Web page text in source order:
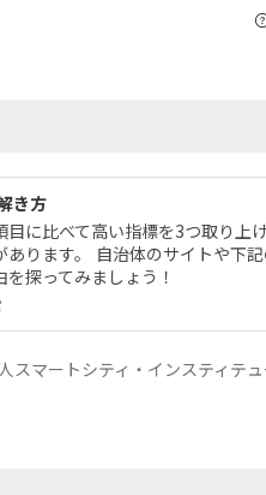
き方
目に比べて高い指標を3つ取り上
あります。 自治体のサイトや下
を探ってみましょう！
スマートシティ・インスティテュ